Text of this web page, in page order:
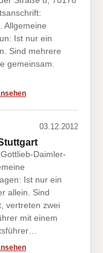
Allgemeine
Ist nur ein
Sind mehrere
gemeinsam.
03.12.2012
Daimler-
Ist nur ein
allein. Sind
vertreten zwei
mit einem